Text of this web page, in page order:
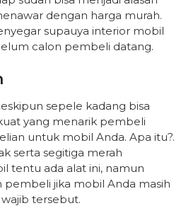
dengan harga murah.
supauya interior mobil
calon pembeli datang.
sepele kadang bisa
yang menarik pembeli
untuk mobil Anda. Apa itu?.
serta segitiga merah
tentu ada alat ini, namun
jika mobil Anda masih
tersebut.